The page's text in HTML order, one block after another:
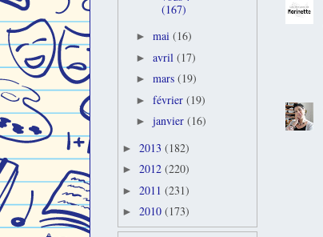
(167)
► mai (16)
► avril (17)
► mars (19)
► février (19)
► janvier (16)
► 2013 (182)
► 2012 (220)
► 2011 (231)
► 2010 (173)